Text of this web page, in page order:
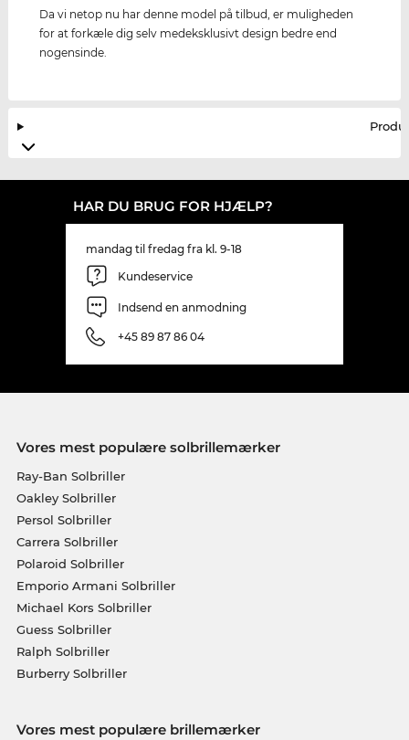
Da vi netop nu har denne model på tilbud, er muligheden
for at forkæle dig selv medeksklusivt design bedre end
nogensinde.
HAR DU BRUG FOR HJÆLP?
mandag til fredag fra kl. 9-18
Kundeservice
Indsend en anmodning
+45 89 87 86 04
Vores mest populære solbrillemærker
Ray-Ban Solbriller
Oakley Solbriller
Persol Solbriller
Carrera Solbriller
Polaroid Solbriller
Emporio Armani Solbriller
Michael Kors Solbriller
Guess Solbriller
Ralph Solbriller
Burberry Solbriller
Vores mest populære brillemærker